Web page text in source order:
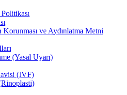
ve Aydınlatma Metni
(Yasal Uyarı)
(IVF)